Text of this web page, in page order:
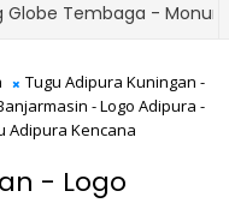
- Monumen Bola Dunia
Tugu Adipura Kuningan -
- Logo Adipura -
Adipura Kencana
- Logo